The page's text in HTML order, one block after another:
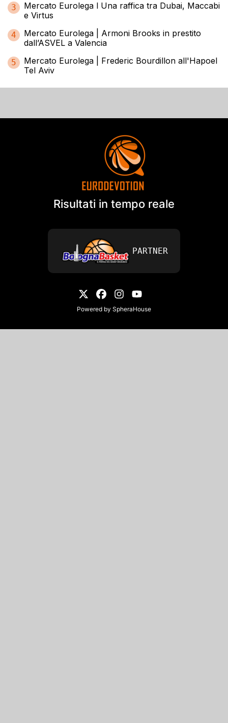
3
Mercato Eurolega l Una raffica tra Dubai, Maccabi
e Virtus
4
Mercato Eurolega | Armoni Brooks in prestito
dall’ASVEL a Valencia
5
Mercato Eurolega | Frederic Bourdillon all'Hapoel
Tel Aviv
Risultati in tempo reale
PARTNER
Powered by SpheraHouse